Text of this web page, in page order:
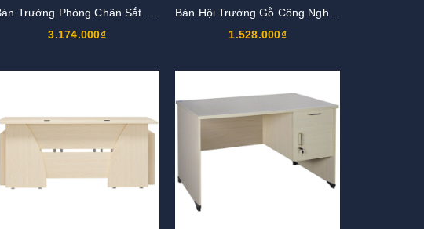
3.174.000₫
1.528.000₫